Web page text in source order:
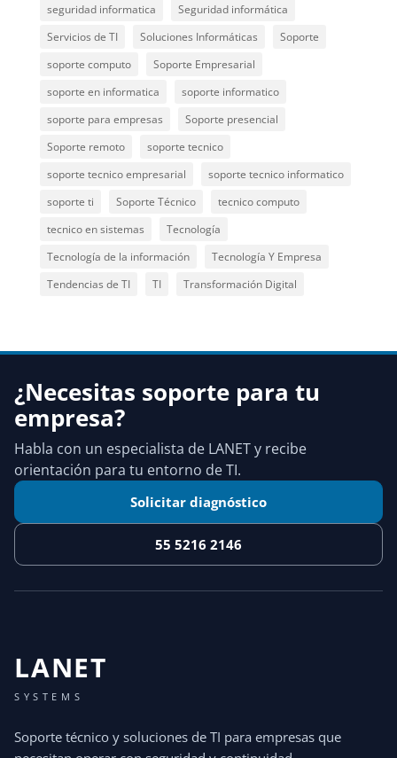
seguridad informatica
Seguridad informática
Servicios de TI
Soluciones Informáticas
Soporte
soporte computo
Soporte Empresarial
soporte en informatica
soporte informatico
soporte para empresas
Soporte presencial
Soporte remoto
soporte tecnico
soporte tecnico empresarial
soporte tecnico informatico
soporte ti
Soporte Técnico
tecnico computo
tecnico en sistemas
Tecnología
Tecnología de la información
Tecnología Y Empresa
Tendencias de TI
TI Transformación Digital
¿Necesitas soporte para tu
empresa?
Habla con un especialista de LANET y recibe
orientación para tu entorno de TI.
Solicitar diagnóstico
55 5216 2146
LANET
SYSTEMS
Soporte técnico y soluciones de TI para empresas que